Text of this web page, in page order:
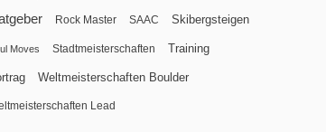
Rock Master SAAC Skibergsteigen
Moves Stadtmeisterschaften Training
Weltmeisterschaften Boulder
Lead